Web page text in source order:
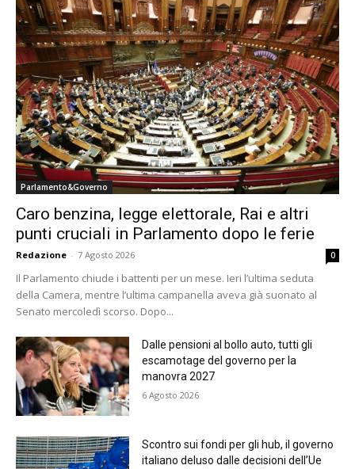
Parlamento&Governo
Caro benzina, legge elettorale, Rai e altri
punti cruciali in Parlamento dopo le ferie
Redazione - 7 Agosto 2026 0
Il Parlamento chiude i battenti per un mese. Ieri l’ultima seduta
della Camera, mentre l’ultima campanella aveva già suonato al
Senato mercoledì scorso. Dopo...
Dalle pensioni al bollo auto, tutti gli
escamotage del governo per la
manovra 2027
6 Agosto 2026
Scontro sui fondi per gli hub, il governo
italiano deluso dalle decisioni dell’Ue